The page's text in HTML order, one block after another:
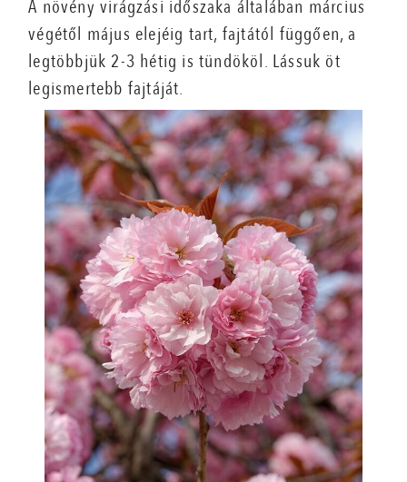
A növény virágzási időszaka általában március
végétől május elejéig tart, fajtától függően, a
legtöbbjük 2-3 hétig is tündököl. Lássuk öt
legismertebb fajtáját.